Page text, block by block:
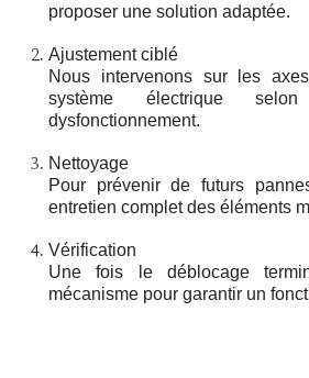
proposer une solution adaptée.
Ajustement ciblé
Nous intervenons sur les
système électrique
dysfonctionnement.
Nettoyage
Pour prévenir de futurs
entretien complet des éléments
Vérification
Une fois le déblocage
mécanisme pour garantir un